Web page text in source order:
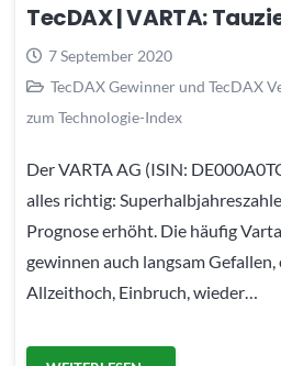
TecDAX | VARTA:
7 September 2020
TecDAX Gewinner und TecDAX
zum Technologie-Index
Der VARTA AG (ISIN:
alles richtig:
Prognose erhöht. Die häufig
gewinnen auch langsam
Allzeithoch, Einbruch, wieder…